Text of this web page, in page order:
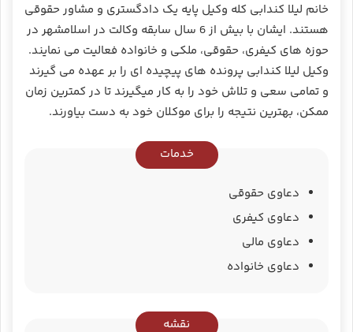
خانم لیلا کندابی کله وکیل پایه یک دادگستری و مشاور حقوقی
هستند. ایشان با بیش از 6 سال سابقه وکالت در اسلامشهر در
حوزه های کیفری، حقوقی، ملکی و خانواده فعالیت می نمایند.
وکیل لیلا کندابی پرونده های پیچیده ای را بر عهده می گیرند
و تمامی سعی و تلاش خود را به کار میگیرند تا در کمترین زمان
ممکن، بهترین نتیجه را برای موکلان خود به دست بیاورند.
خدمات
دعاوی حقوقی
دعاوی کیفری
دعاوی مالی
دعاوی خانواده
نقشه